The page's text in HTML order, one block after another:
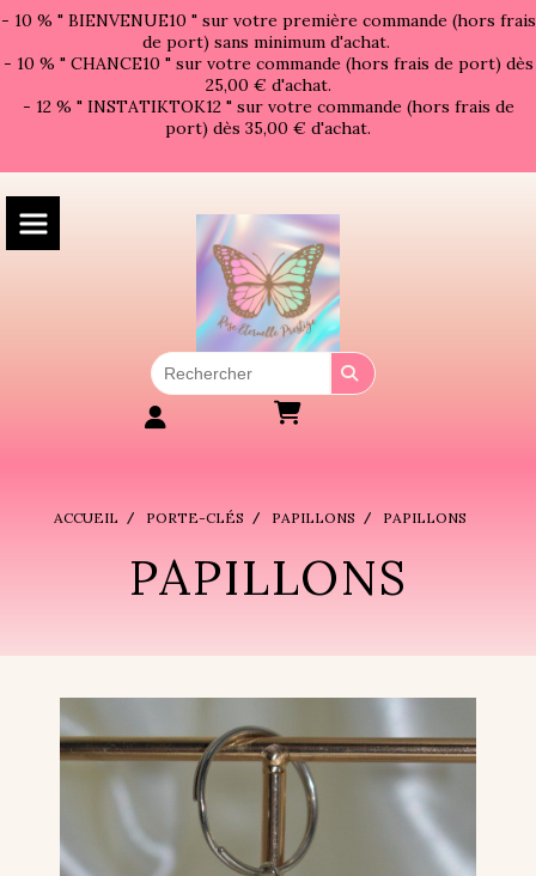
- 10 % " BIENVENUE10 " sur votre première commande (hors frais
de port) sans minimum d'achat.
- 10 % " CHANCE10 " sur votre commande (hors frais de port) dès
25,00 € d'achat.
- 12 % " INSTATIKTOK12 " sur votre commande (hors frais de
port) dès 35,00 € d'achat.
ACCUEIL PORTE-CLÉS PAPILLONS PAPILLONS
PAPILLONS